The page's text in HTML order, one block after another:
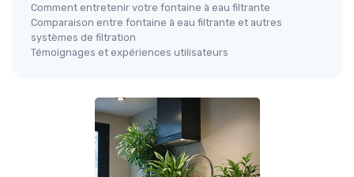
Comment entretenir votre fontaine à eau filtrante
Comparaison entre fontaine à eau filtrante et autres
systèmes de filtration
Témoignages et expériences utilisateurs